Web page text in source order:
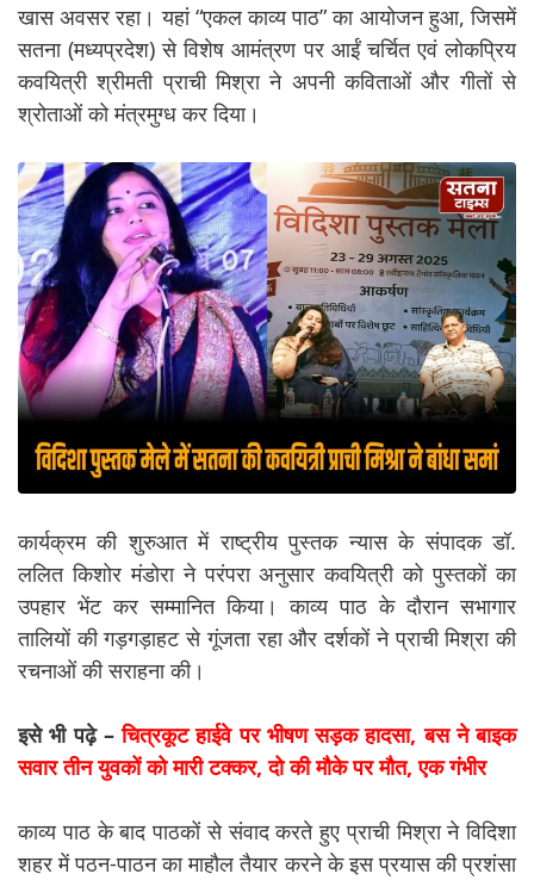
खास अवसर रहा। यहां “एकल काव्य पाठ” का आयोजन हुआ, जिसमें
सतना (मध्यप्रदेश) से विशेष आमंत्रण पर आईं चर्चित एवं लोकप्रिय
कवयित्री श्रीमती प्राची मिश्रा ने अपनी कविताओं और गीतों से
श्रोताओं को मंत्रमुग्ध कर दिया।
कार्यक्रम की शुरुआत में राष्ट्रीय पुस्तक न्यास के संपादक डॉ.
ललित किशोर मंडोरा ने परंपरा अनुसार कवयित्री को पुस्तकों का
उपहार भेंट कर सम्मानित किया। काव्य पाठ के दौरान सभागार
तालियों की गड़गड़ाहट से गूंजता रहा और दर्शकों ने प्राची मिश्रा की
रचनाओं की सराहना की।
इसे भी पढ़े –चित्रकूट हाईवेपर भीषण सड़क हादसा, बस ने बाइक
सवार तीन युवकों को मारी टक्कर, दो की मौके पर मौत, एक गंभीर
काव्य पाठ के बाद पाठकों से संवाद करते हुए प्राची मिश्रा ने विदिशा
शहर में पठन-पाठन का माहौल तैयार करने के इस प्रयास की प्रशंसा